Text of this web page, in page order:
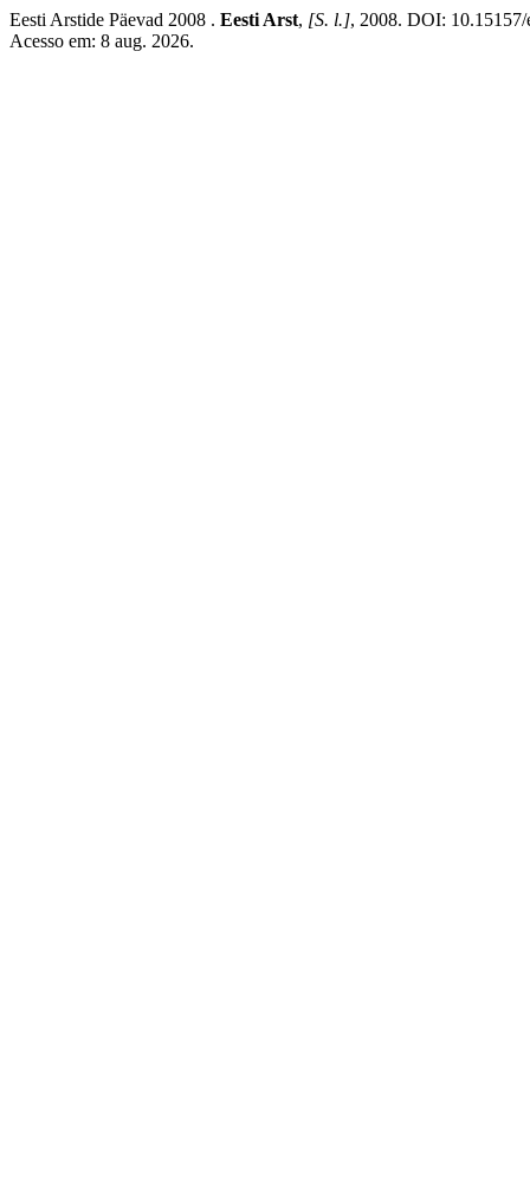
Eesti Arstide Päevad 2008 . Eesti Arst, [S. l.], 2008. DOI:
Acesso em: 8 aug. 2026.